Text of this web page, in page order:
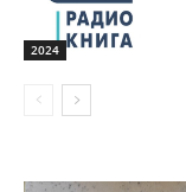
2024